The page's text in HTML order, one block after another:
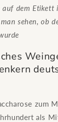
auf dem Etikett
sehen, ob
zum
als